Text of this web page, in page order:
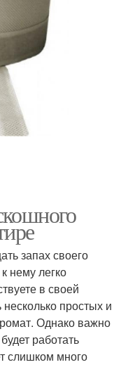
запах своего
нему легко
в своей
несколько простых и
Однако важно
работать
слишком много